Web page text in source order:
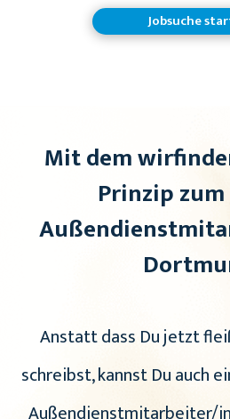
Jobsuche
Mit dem
Prinzip zum
Anstatt dass Du jetzt
schreibst, kannst Du auch